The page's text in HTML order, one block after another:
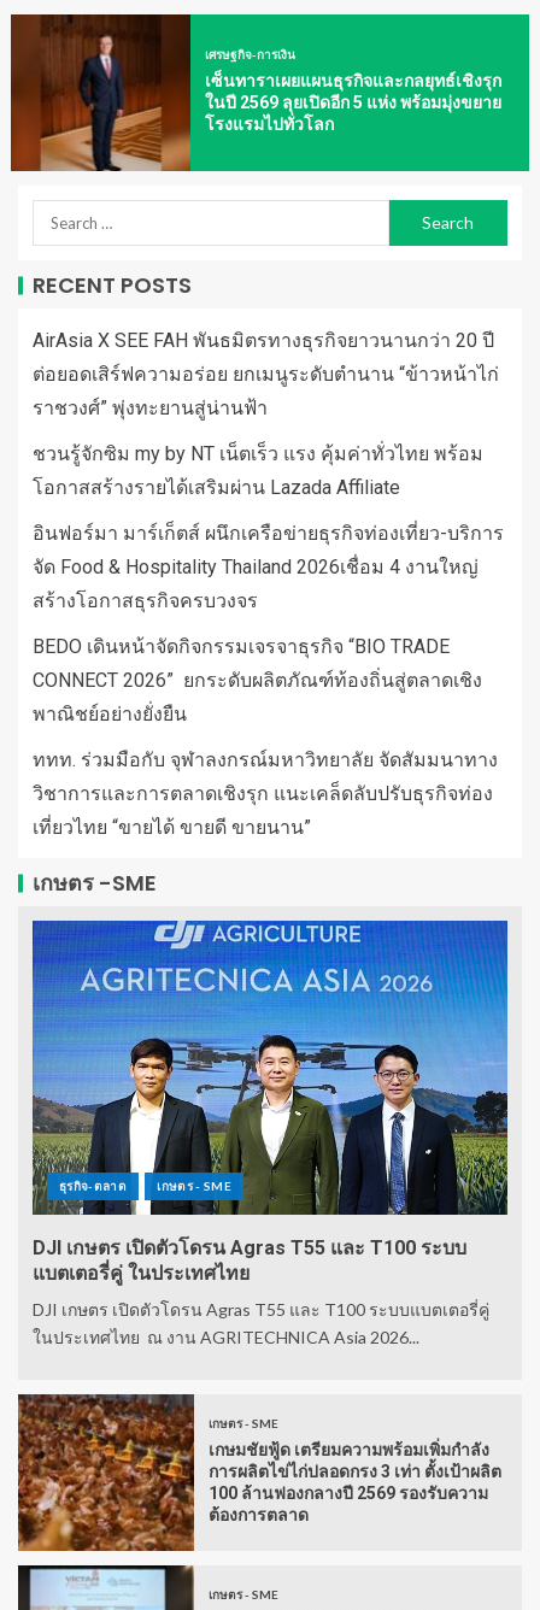
เศรษฐกิจ-การเงิน
เซ็นทาราเผยแผนธุรกิจและกลยุทธ์เชิงรุก
ในปี 2569 ลุยเปิดอีก 5 แห่ง พร้อมมุ่งขยาย
โรงแรมไปทั่วโลก
RECENT POSTS
AirAsia X SEE FAH พันธมิตรทางธุรกิจยาวนานกว่า 20 ปี
ต่อยอดเสิร์ฟความอร่อย ยกเมนูระดับตำนาน “ข้าวหน้าไก่
ราชวงศ์” พุ่งทะยานสู่น่านฟ้า
ชวนรู้จักซิม my by NT เน็ตเร็ว แรง คุ้มค่าทั่วไทย พร้อม
โอกาสสร้างรายได้เสริมผ่าน Lazada Affiliate
อินฟอร์มา มาร์เก็ตส์ ผนึกเครือข่ายธุรกิจท่องเที่ยว-บริการ
จัด Food & Hospitality Thailand 2026เชื่อม 4 งานใหญ่
สร้างโอกาสธุรกิจครบวงจร
BEDO เดินหน้าจัดกิจกรรมเจรจาธุรกิจ “BIO TRADE
CONNECT 2026” ยกระดับผลิตภัณฑ์ท้องถิ่นสู่ตลาดเชิง
พาณิชย์อย่างยั่งยืน
ททท. ร่วมมือกับ จุฬาลงกรณ์มหาวิทยาลัย จัดสัมมนาทาง
วิชาการและการตลาดเชิงรุก แนะเคล็ดลับปรับธุรกิจท่อง
เที่ยวไทย “ขายได้ ขายดี ขายนาน”
เกษตร -SME
ธุรกิจ-ตลาด เกษตร - SME
DJI เกษตร เปิดตัวโดรน Agras T55 และ T100 ระบบ
แบตเตอรี่คู่ ในประเทศไทย
DJI เกษตร เปิดตัวโดรน Agras T55 และ T100 ระบบแบตเตอรี่คู่
ในประเทศไทย ณ งาน AGRITECHNICA Asia 2026...
เกษตร - SME
เกษมชัยฟู้ด เตรียมความพร้อมเพิ่มกำลัง
การผลิตไข่ไก่ปลอดกรง 3 เท่า ตั้งเป้าผลิต
100 ล้านฟองกลางปี 2569 รองรับความ
ต้องการตลาด
เกษตร - SME